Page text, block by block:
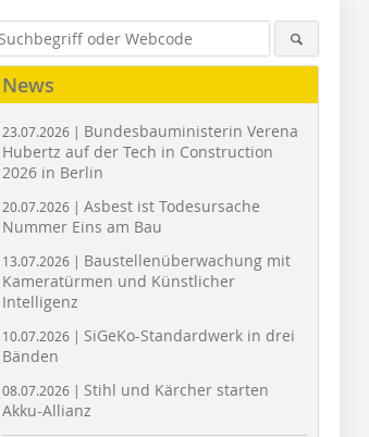
eberle Foto: be baumschlager eberle
News
23.07.2026 | Bundesbauministerin Verena
Hubertz auf der Tech in Construction
2026 in Berlin
20.07.2026 | Asbest ist Todesursache
Nummer Eins am Bau
13.07.2026 | Baustellenüberwachung mit
Kameratürmen und Künstlicher
Intelligenz
10.07.2026 | SiGeKo-Standardwerk in drei
Bänden
08.07.2026 | Stihl und Kärcher starten
Akku-Allianz